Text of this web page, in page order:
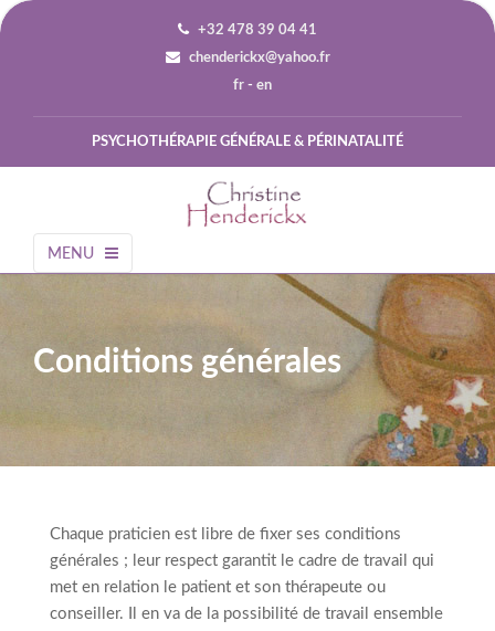
+32 478 39 04 41
chenderickx@yahoo.fr
fr- en
PSYCHOTHÉRAPIE GÉNÉRALE & PÉRINATALITÉ
MENU
Conditions générales
Chaque praticien est libre de fixer ses conditions
générales ; leur respect garantit le cadre de travail qui
met en relation le patient et son thérapeute ou
conseiller. Il en va de la possibilité de travail ensemble